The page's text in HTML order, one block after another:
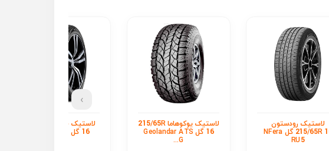
لاستیک رودستون
215/65R 16 گل NFera
RU5
لاستیک یوکوهاما 215/65R
16 گل Geolandar ATS
G...
16 گل ZIEX ZE-914
›